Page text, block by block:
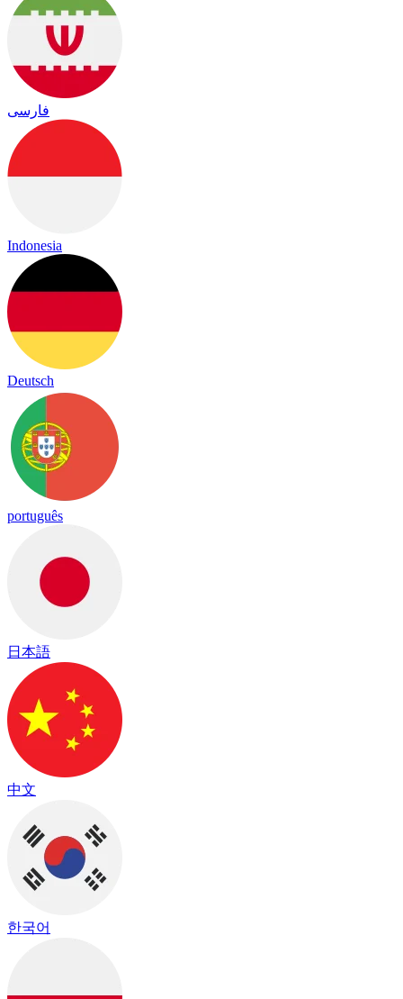
فارسی
Indonesia
Deutsch
português
日本語
中文
한국어